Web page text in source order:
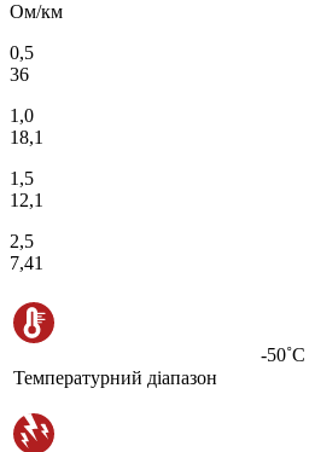
Ом/км
0,5
36
1,0
18,1
1,5
12,1
2,5
7,41
Температурний діапазон
-